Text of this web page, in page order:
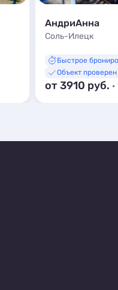
АндриАнна
Соль-Илецк
Быстрое
Объект проверен
от 3910 руб.